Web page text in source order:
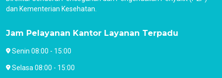
dan Kementerian Kesehatan.
Jam Pelayanan Kantor Layanan Terpadu
Senin 08:00 - 15:00
Selasa 08:00 - 15:00